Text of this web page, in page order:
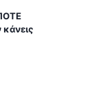
κάνεις